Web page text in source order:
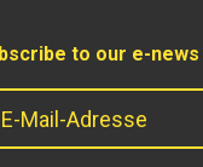
to our e-news